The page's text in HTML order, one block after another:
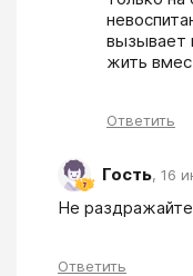
вызывает
жить
Ответить
Гость, 16
Не
Ответить